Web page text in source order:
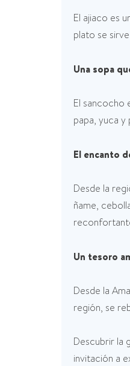
El ajiaco es
plato se
Una sopa
El sancocho
papa, yuca
El encanto
Desde la
ñame,
Un tesoro
Desde la
región, se
Descubrir la
invitación a